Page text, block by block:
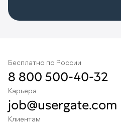
Бесплатно по России
8 800 500-40-32
Карьера
job@usergate.com
Клиентам